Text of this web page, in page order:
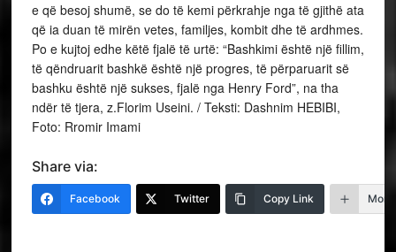
e që besoj shumë, se do të kemi përkrahje nga të gjithë ata
që ia duan të mirën vetes, familjes, kombit dhe të ardhmes.
Po e kujtoj edhe këtë fjalë të urtë: “Bashkimi është një fillim,
të qëndruarit bashkë është një progres, të përparuarit së
bashku është një sukses, fjalë nga Henry Ford”, na tha
ndër të tjera, z.Florim Useini. / Teksti: Dashnim HEBIBI,
Foto: Rromir Imami
Share via:
Facebook Twitter Copy Link More